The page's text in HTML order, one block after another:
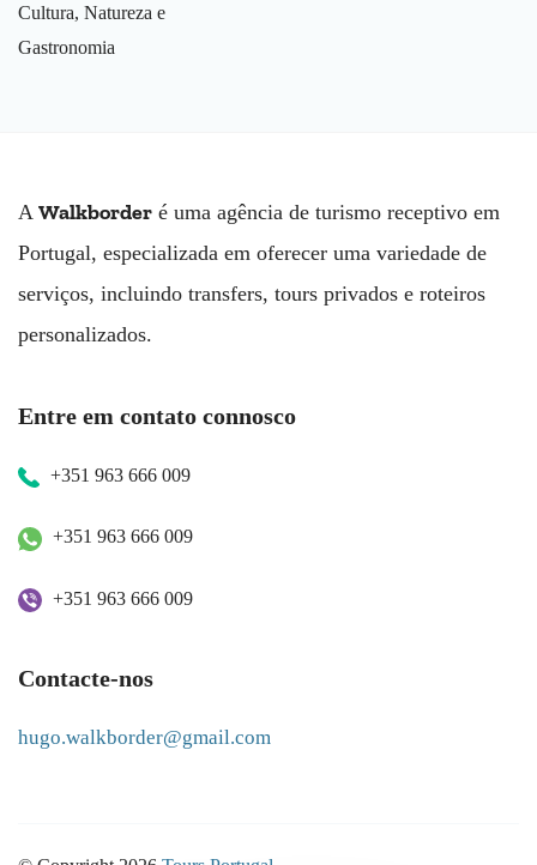
Cultura, Natureza e
Gastronomia
A Walkborder é uma agência de turismo receptivo em
Portugal, especializada em oferecer uma variedade de
serviços, incluindo transfers, tours privados e roteiros
personalizados.
Entre em contato connosco
+351 963 666 009
+351 963 666 009
+351 963 666 009
Contacte-nos
hugo.walkborder@gmail.com